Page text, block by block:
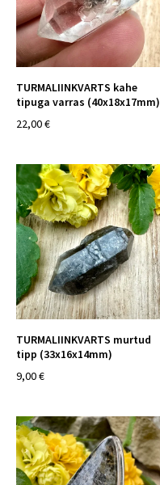
TURMALIINKVARTS kahe
tipuga varras (40x18x17mm)
22,00 €
TURMALIINKVARTS murtud
tipp (33x16x14mm)
9,00 €